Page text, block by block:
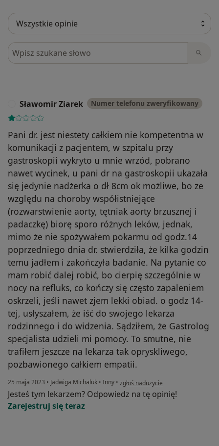
Szukaj w opiniach
Sławomir Ziarek Numer telefonu zweryfikowany
Pani dr. jest niestety całkiem nie kompetentna w
komunikacji z pacjentem, w szpitalu przy
gastroskopii wykryto u mnie wrzód, pobrano
nawet wycinek, u pani dr na gastroskopii ukazała
się jedynie nadżerka o dł 8cm ok możliwe, bo ze
względu na choroby współistniejące
(rozwarstwienie aorty, tętniak aorty brzusznej i
padaczkę) biorę sporo różnych leków, jednak,
mimo że nie spożywałem pokarmu od godz.14
poprzedniego dnia dr. stwierdziła, że kilka godzin
temu jadłem i zakończyła badanie. Na pytanie co
mam robić dalej robić, bo cierpię szczególnie w
nocy na refluks, co kończy się często zapaleniem
oskrzeli, jeśli nawet zjem lekki obiad. o godz 14-
tej, usłyszałem, że iść do swojego lekarza
rodzinnego i do widzenia. Sądziłem, że Gastrolog
specjalista udzieli mi pomocy. To smutne, nie
trafiłem jeszcze na lekarza tak opryskliwego,
pozbawionego całkiem empatii.
25 maja 2023 • Jadwiga Michaluk • Inny • w opinii użytkownika Sławomir
zgłoś nadużycie
Jesteś tym lekarzem? Odpowiedz na tę opinię!
Zarejestruj się teraz